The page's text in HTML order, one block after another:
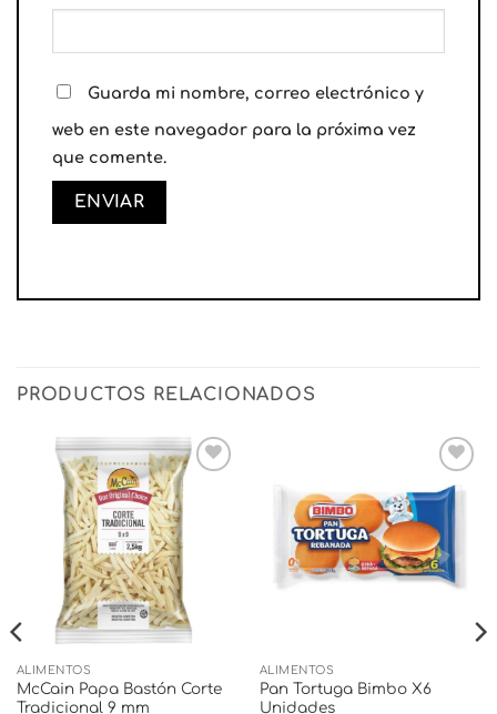
Guarda mi nombre, correo electrónico y
web en este navegador para la próxima vez
que comente.
PRODUCTOS RELACIONADOS
deseos
ALIMENTOS
McCain Papa Bastón Corte
Tradicional 9 mm
Añadir
a la
de
deseos
ALIMENTOS
Pan Tortuga Bimbo X6
Unidades